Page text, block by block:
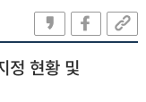
정 현황 및